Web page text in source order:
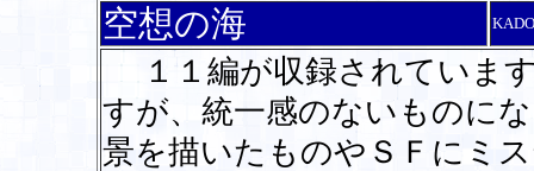
空想の海
１１編が収録されていま
すが、統一感のないものに
景を描いたものやＳＦにミ